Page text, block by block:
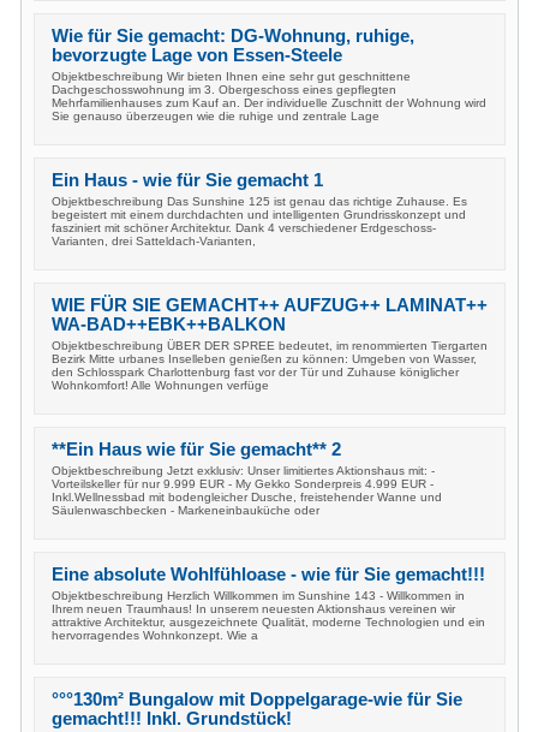
Wie für Sie gemacht: DG-Wohnung, ruhige,
bevorzugte Lage von Essen-Steele
Objektbeschreibung Wir bieten Ihnen eine sehr gut geschnittene
Dachgeschosswohnung im 3. Obergeschoss eines gepflegten
Mehrfamilienhauses zum Kauf an. Der individuelle Zuschnitt der Wohnung wird
Sie genauso überzeugen wie die ruhige und zentrale Lage
Ein Haus - wie für Sie gemacht 1
Objektbeschreibung Das Sunshine 125 ist genau das richtige Zuhause. Es
begeistert mit einem durchdachten und intelligenten Grundrisskonzept und
fasziniert mit schöner Architektur. Dank 4 verschiedener Erdgeschoss-
Varianten, drei Satteldach-Varianten,
WIE FÜR SIE GEMACHT++ AUFZUG++ LAMINAT++
WA-BAD++EBK++BALKON
Objektbeschreibung ÜBER DER SPREE bedeutet, im renommierten Tiergarten
Bezirk Mitte urbanes Inselleben genießen zu können: Umgeben von Wasser,
den Schlosspark Charlottenburg fast vor der Tür und Zuhause königlicher
Wohnkomfort! Alle Wohnungen verfüge
**Ein Haus wie für Sie gemacht** 2
Objektbeschreibung Jetzt exklusiv: Unser limitiertes Aktionshaus mit: -
Vorteilskeller für nur 9.999 EUR - My Gekko Sonderpreis 4.999 EUR -
Inkl.Wellnessbad mit bodengleicher Dusche, freistehender Wanne und
Säulenwaschbecken - Markeneinbauküche oder
Eine absolute Wohlfühloase - wie für Sie gemacht!!!
Objektbeschreibung Herzlich Willkommen im Sunshine 143 - Willkommen in
Ihrem neuen Traumhaus! In unserem neuesten Aktionshaus vereinen wir
attraktive Architektur, ausgezeichnete Qualität, moderne Technologien und ein
hervorragendes Wohnkonzept. Wie a
°°°130m² Bungalow mit Doppelgarage-wie für Sie
gemacht!!! Inkl. Grundstück!